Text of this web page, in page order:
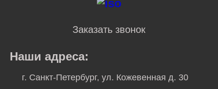
Заказать звонок
Наши адреса:
г. Санкт-Петербург, ул. Кожевенная д. 30